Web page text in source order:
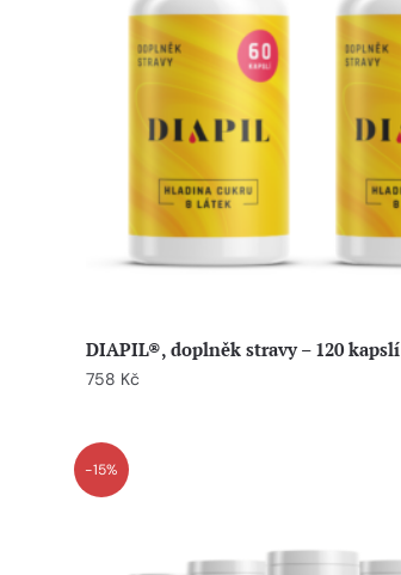
DIAPIL®, doplněk stravy – 120 kapslí
758 Kč
-15%